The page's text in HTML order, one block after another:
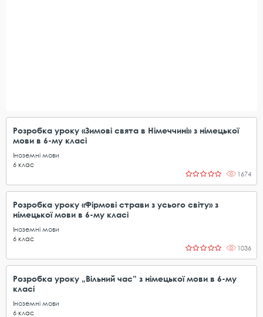
Розробка уроку «Зимові свята в Німеччині» з німецької
мови в 6-му класі
Іноземні мови
6 клас
1674
Розробка уроку «Фірмові страви з усього світу» з
німецької мови в 6-му класі
Іноземні мови
6 клас
1036
Розробка уроку „Вільний час” з німецької мови в 6-му
класі
Іноземні мови
6 клас